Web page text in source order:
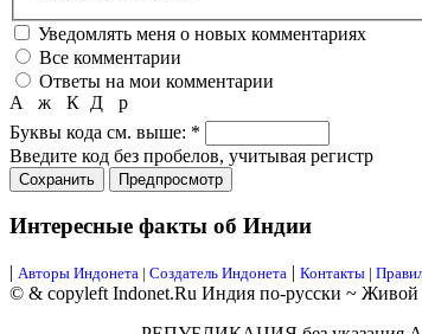
Уведомлять меня о новых комментариях
Все комментарии
Ответы на мои комментарии
К
р
Д
ж
А
Буквы кода см. выше: *
Введите код без пробелов, учитывая регистр
Интересные факты об Индии
| Авторы Индонета | Создатель Индонета | Контакты |
© & copyleft Indonet.Ru Индия по-русски ~ Живой